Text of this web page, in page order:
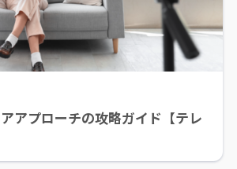
アプローチの攻略ガイド【テレ